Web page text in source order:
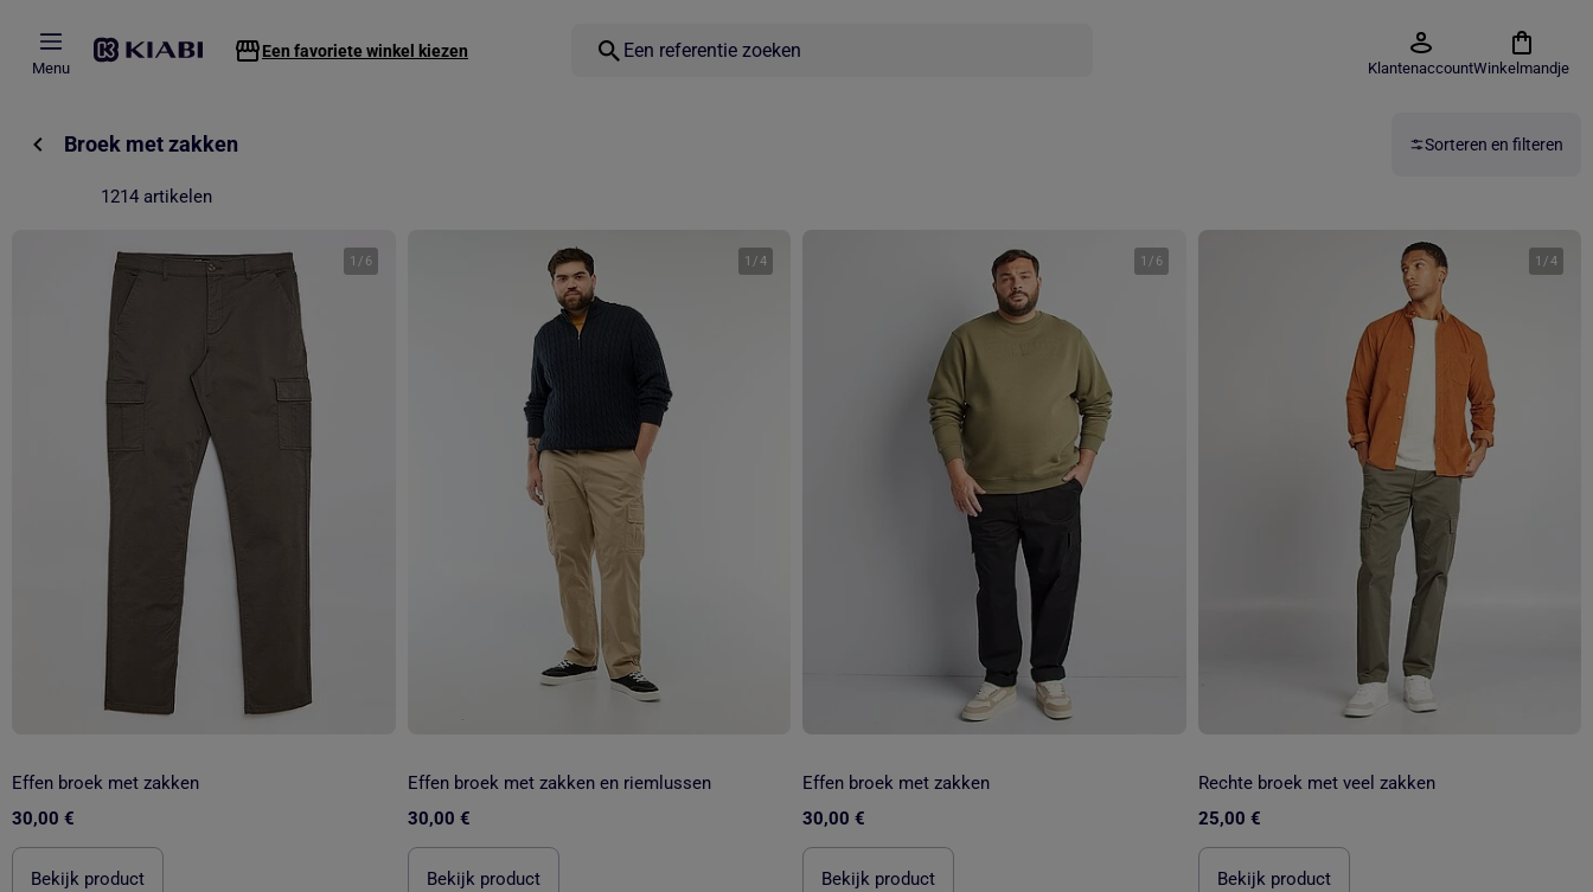
Menu
Een favoriete winkel kiezen
KlantenaccountWinkelmandje
Broek met zakken Sorteren en filteren
1214 artikelen
1 / 6
Effen broek met zakken
30,00 €
Bekijk product
1 /4
Effen broek met zakken en riemlussen
30,00 €
Bekijk product
1 / 6
Effen broek met zakken
30,00 €
Bekijk product
1 /4
Rechte broek met veel zakken
25,00 €
Bekijk product